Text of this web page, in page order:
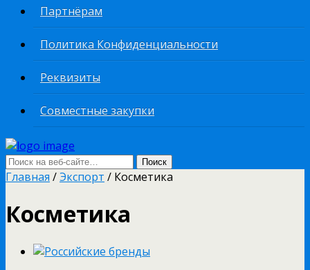
Партнёрам
Политика Конфиденциальности
Реквизиты
Совместные закупки
Главная /Экспорт / Косметика
Косметика